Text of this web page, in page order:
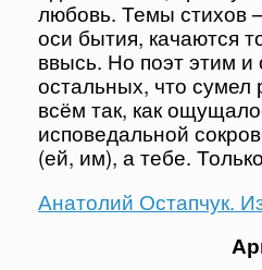
любовь. Темы стихов
оси бытия, качаются
ввысь. Но поэт этим и
остальных, что сумел
всём так, как
исповедальной
(ей, им), а тебе.
Анатолий Остапчук.